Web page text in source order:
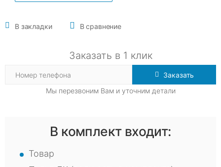
В закладки В сравнение
Заказать в 1 клик
Заказать
Мы перезвоним Вам и уточним детали
В комплект входит:
Товар